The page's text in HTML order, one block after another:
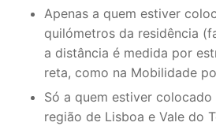
PARTICULAR / IPSS /
ENSINO SUPERIOR
PROFESSORES
Apenas a quem estiver
quilómetros da residência
a distância é medida por
reta, como na Mobilidade
Só a quem estiver
região de Lisboa e Vale do